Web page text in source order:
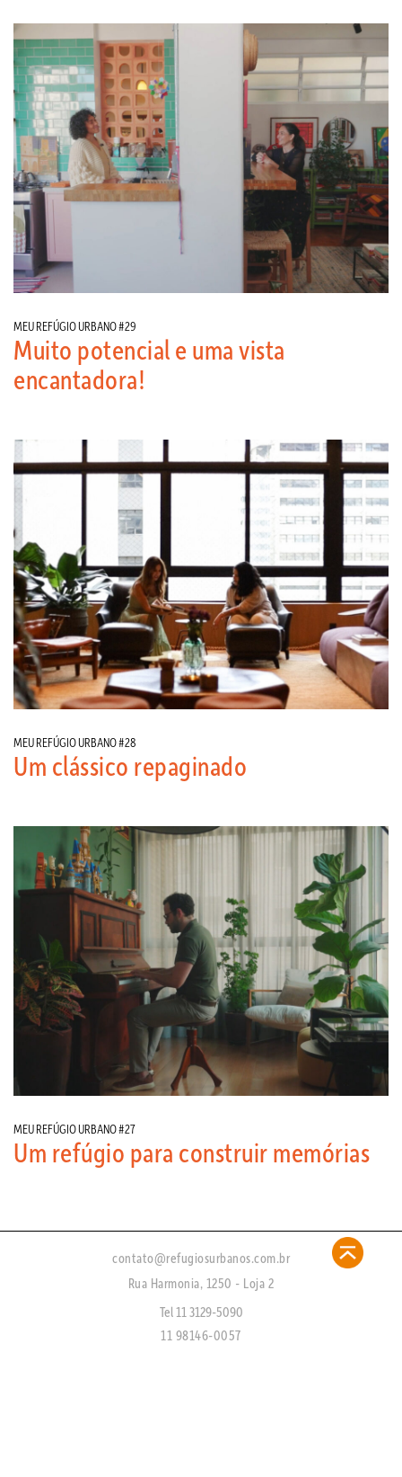
MEU REFÚGIO URBANO #29
Muito potencial e uma vista
encantadora!
MEU REFÚGIO URBANO #28
Um clássico repaginado
MEU REFÚGIO URBANO #27
Um refúgio para construir memórias
contato@refugiosurbanos.com.br
Rua Harmonia, 1250 - Loja 2
Tel 11 3129-5090
11 98146-0057